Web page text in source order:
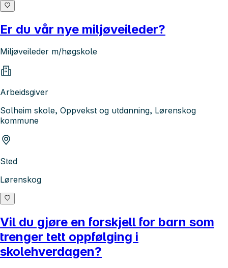
Er du vår nye miljøveileder?
Miljøveileder m/høgskole
Arbeidsgiver
Solheim skole, Oppvekst og utdanning, Lørenskog
kommune
Sted
Lørenskog
Vil du gjøre en forskjell for barn som
trenger tett oppfølging i
skolehverdagen?